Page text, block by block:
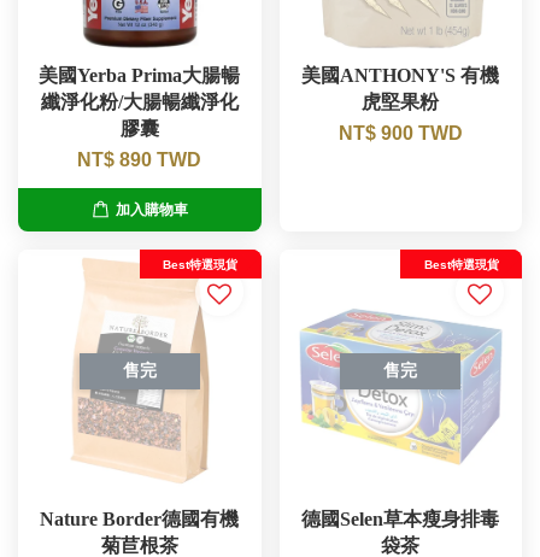
美國Yerba Prima大腸暢
纖淨化粉/大腸暢纖淨化
膠囊
NT$ 890 TWD
加入購物車
美國ANTHONY'S 有機
虎堅果粉
NT$ 900 TWD
售完
Best特選現貨
Nature Border德國有機
菊苣根茶
售完
Best特選現貨
德國Selen草本瘦身排毒
袋茶